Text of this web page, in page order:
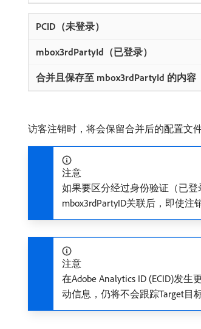
访客注销时，将会保留合并后的配置文件
注意
如果要区分经过身份验证（已登
mbox3rdPartyID关联后，即使注
注意
在Adobe Analytics ID (ECID)发
动信息，仍将不会跟踪Target目